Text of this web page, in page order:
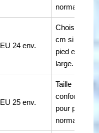
normal.
EU 24 env.
Choisir 16
cm si le
pied est
large.
EU 25 env.
Taille
confortable
pour pied
normal.